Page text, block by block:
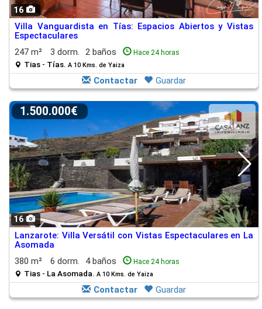
16
Villa Vanguardista en Tías: Espacios Abiertos y Vistas
Espectaculares
247 m²
3 dorm. 2 baños Hace 24 horas
Tias - Tías. A 10 Kms. de Yaiza
Contactar Guardar
16
1.500.000€
Lanzarote: Villa Versátil con Vistas Espectaculares en La
Asomada
380 m²
6 dorm. 4 baños Hace 24 horas
Tias - La Asomada. A 10 Kms. de Yaiza
Contactar Guardar